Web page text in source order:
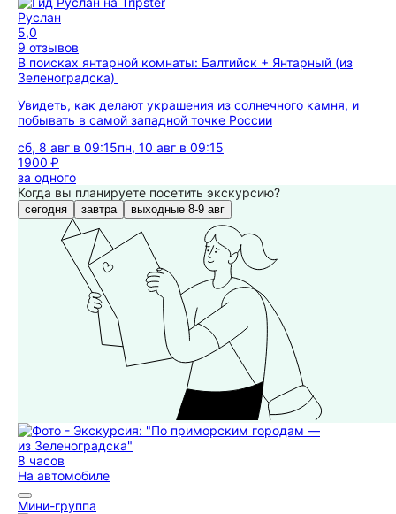
Руслан
5,0
9 отзывов
В поисках янтарной комнаты: Балтийск + Янтарный (из
Зеленоградска)
Увидеть, как делают украшения из солнечного камня, и
побывать в самой западной точке России
сб, 8 авг в 09:15пн, 10 авг в 09:15
1900 ₽
за одного
Когда вы планируете посетить экскурсию?
сегодня завтра выходные 8-9 авг
8 часов
На автомобиле
Мини-группа